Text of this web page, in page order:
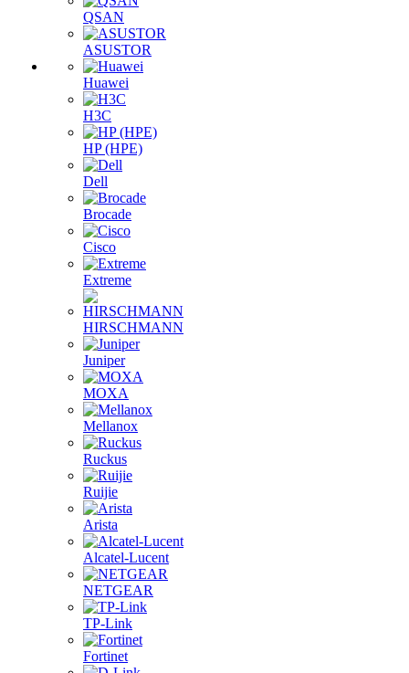
QSAN
ASUSTOR
Huawei
H3C
HP (HPE)
Dell
Brocade
Cisco
Extreme
HIRSCHMANN
Juniper
MOXA
Mellanox
Ruckus
Ruijie
Arista
Alcatel-Lucent
NETGEAR
TP-Link
Fortinet